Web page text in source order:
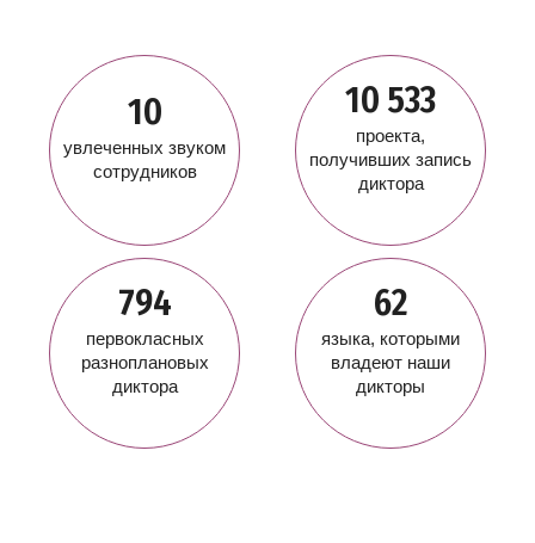
10
увлеченных звуком
сотрудников
10 533
проекта,
получивших запись
диктора
794
первокласных
разноплановых
диктора
62
языка, которыми
владеют наши
дикторы